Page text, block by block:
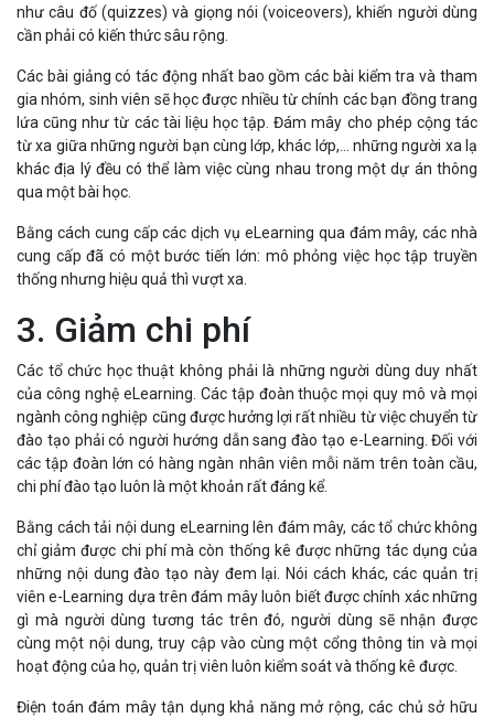
như câu đố (quizzes) và giọng nói (voiceovers), khiến người dùng
cần phải có kiến thức sâu rộng.
Các bài giảng có tác động nhất bao gồm các bài kiểm tra và tham
gia nhóm, sinh viên sẽ học được nhiều từ chính các bạn đồng trang
lứa cũng như từ các tài liệu học tập. Đám mây cho phép cộng tác
từ xa giữa những người bạn cùng lớp, khác lớp,... những người xa lạ
khác địa lý đều có thể làm việc cùng nhau trong một dự án thông
qua một bài học.
Bằng cách cung cấp các dịch vụ eLearning qua đám mây, các nhà
cung cấp đã có một bước tiến lớn: mô phỏng việc học tập truyền
thống nhưng hiệu quả thì vượt xa.
3. Giảm chi phí
Các tổ chức học thuật không phải là những người dùng duy nhất
của công nghệ eLearning. Các tập đoàn thuộc mọi quy mô và mọi
ngành công nghiệp cũng được hưởng lợi rất nhiều từ việc chuyển từ
đào tạo phải có người hướng dẫn sang đào tạo e-Learning. Đối với
các tập đoàn lớn có hàng ngàn nhân viên mỗi năm trên toàn cầu,
chi phí đào tạo luôn là một khoản rất đáng kể.
Bằng cách tải nội dung eLearning lên đám mây, các tổ chức không
chỉ giảm được chi phí mà còn thống kê được những tác dụng của
những nội dung đào tạo này đem lại. Nói cách khác, các quản trị
viên e-Learning dựa trên đám mây luôn biết được chính xác những
gì mà người dùng tương tác trên đó, người dùng sẽ nhận được
cùng một nội dung, truy cập vào cùng một cổng thông tin và mọi
hoạt động của họ, quản trị viên luôn kiểm soát và thống kê được.
Điện toán đám mây tận dụng khả năng mở rộng, các chủ sở hữu